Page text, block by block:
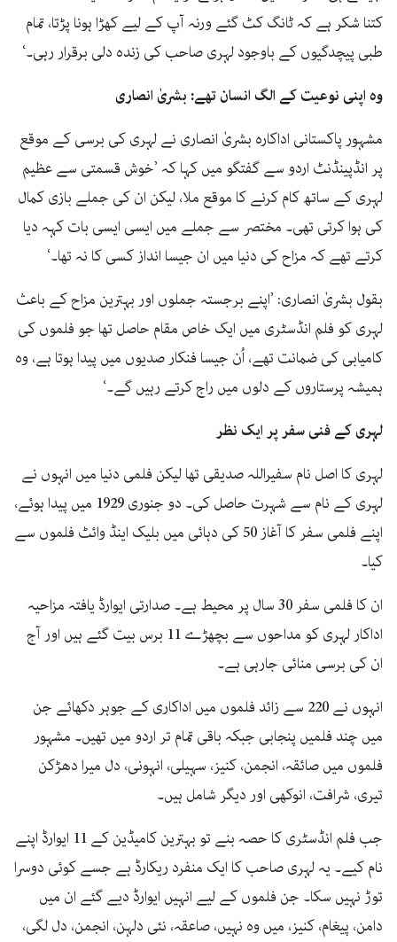
کتنا شکر ہے کہ ٹانگ کٹ گئے ورنہ آپ کے لیے کھڑا ہونا پڑتا، تمام
طبی پیچدگیوں کے باوجود لہری صاحب کی زندہ دلی برقرار رہی۔‘
وہ اپنی نوعیت کے الگ انسان تھے: بشریٰ انصاری
مشہور پاکستانی اداکارہ بشریٰ انصاری نے لہری کی برسی کے موقع
پر انڈپینڈنٹ اردو سے گفتگو میں کہا کہ ’خوش قسمتی سے عظیم
لہری کے ساتھ کام کرنے کا موقع ملا، لیکن ان کی جملے بازی کمال
کی ہوا کرتی تھی۔ مختصر سے جملے میں ایسی ایسی بات کہہ دیا
کرتے تھے کہ مزاح کی دنیا میں ان جیسا انداز کسی کا نہ تھا۔‘
بقول بشریٰ انصاری: ’اپنے برجستہ جملوں اور بہترین مزاح کے باعث
لہری کو فلم انڈسٹری میں ایک خاص مقام حاصل تھا جو فلموں کی
کامیابی کی ضمانت تھے، اُن جیسا فنکار صدیوں میں پیدا ہوتا ہے، وہ
ہمیشہ پرستاروں کے دلوں میں راج کرتے رہیں گے۔‘
لہری کے فنی سفر پر ایک نظر
لہری کا اصل نام سفیراللہ صدیقی تھا لیکن فلمی دنیا میں انہوں نے
لہری کے نام سے شہرت حاصل کی۔ دو جنوری 1929 میں پیدا ہوئے،
اپنے فلمی سفر کا آغاز 50 کی دہائی میں بلیک اینڈ وائٹ فلموں سے
کیا۔
ان کا فلمی سفر 30 سال پر محیط ہے۔ صدارتی ایوارڈ یافتہ مزاحیہ
اداکار لہری کو مداحوں سے بچھڑے 11 برس بیت گئے ہیں اور آج
ان کی برسی منائی جارہی ہے۔
انہوں نے 220 سے زائد فلموں میں اداکاری کے جوہر دکھائے جن
میں چند فلمیں پنجابی جبکہ باقی تمام تر اردو میں تھیں۔ مشہور
فلموں میں صائقہ، انجمن، کنیز، سہیلی، انہونی، دل میرا دھڑکن
تیری، شرافت، انوکھی اور دیگر شامل ہیں۔
جب فلم انڈسٹری کا حصہ بنے تو بہترین کامیڈین کے 11 ایوارڈ اپنے
نام کیے۔ یہ لہری صاحب کا ایک منفرد ریکارڈ ہے جسے کوئی دوسرا
توڑ نہیں سکا۔ جن فلموں کے لیے انہیں ایوارڈ دیے گئے ان میں
دامن، پیغام، کنیز، میں وہ نہیں، صاعقہ، نئی دلہن، انجمن، دل لگی،